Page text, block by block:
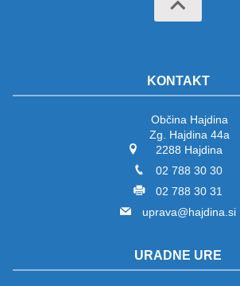
KONTAKT
Občina Hajdina
Zg. Hajdina 44a
2288 Hajdina
02 788 30 30
02 788 30 31
uprava@hajdina.si
URADNE URE